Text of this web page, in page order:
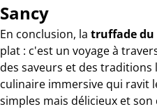
Sancy
En conclusion, la truffade du
plat : c'est un voyage à
des saveurs et des traditions
culinaire immersive qui ravit
simples mais délicieux et